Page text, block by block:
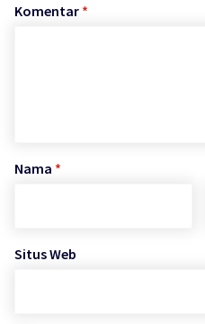
Komentar *
Nama *
Situs Web